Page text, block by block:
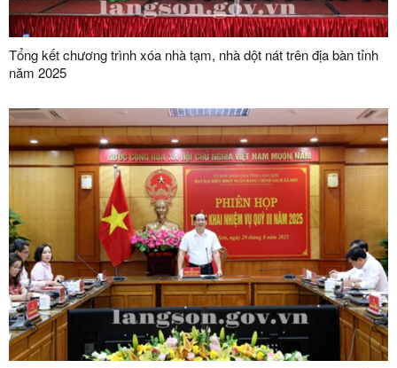
Tổng kết chương trình xóa nhà tạm, nhà dột nát trên địa bàn tỉnh
năm 2025